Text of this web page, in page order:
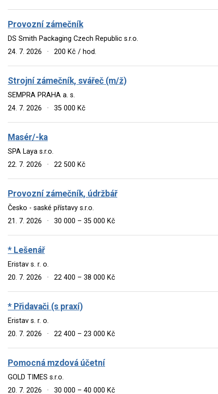
Provozní zámečník
DS Smith Packaging Czech Republic s.r.o.
24. 7. 2026
· 200 Kč / hod.
Strojní zámečník, svářeč (m/ž)
SEMPRA PRAHA a. s.
24. 7. 2026
· 35 000 Kč
Masér/-ka
SPA Laya s.r.o.
22. 7. 2026
· 22 500 Kč
Provozní zámečník, údržbář
Česko - saské přístavy s.r.o.
21. 7. 2026
· 30 000 – 35 000 Kč
* Lešenář
Eristav s. r. o.
20. 7. 2026
· 22 400 – 38 000 Kč
* Přidavači (s praxí)
Eristav s. r. o.
20. 7. 2026
· 22 400 – 23 000 Kč
Pomocná mzdová účetní
GOLD TIMES s.r.o.
20. 7. 2026
· 30 000 – 40 000 Kč